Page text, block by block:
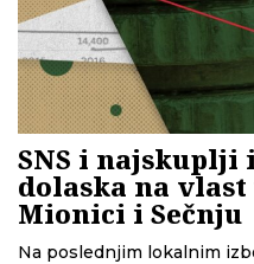
SNS i najskuplji
dolaska na
Mionici i Sečnju
Na poslednjim lokalnim